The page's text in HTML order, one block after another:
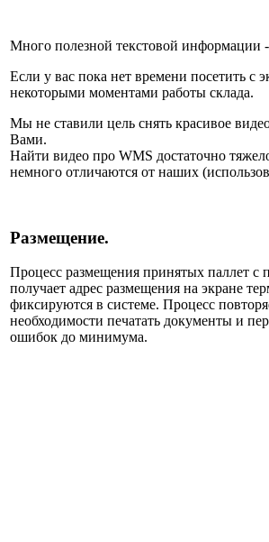
Много полезной текстовой информации
Если у вас пока нет времени посетить с
некоторыми моментами работы склада.
Мы не ставили цель снять красивое
Вами.
Найти видео про WMS достаточно
немного отличаются от наших
Размещение.
Процесс размещения принятых паллет с
получает адрес размещения на экране
фиксируются в системе. Процесс
необходимости печатать документы и
ошибок до минимума.